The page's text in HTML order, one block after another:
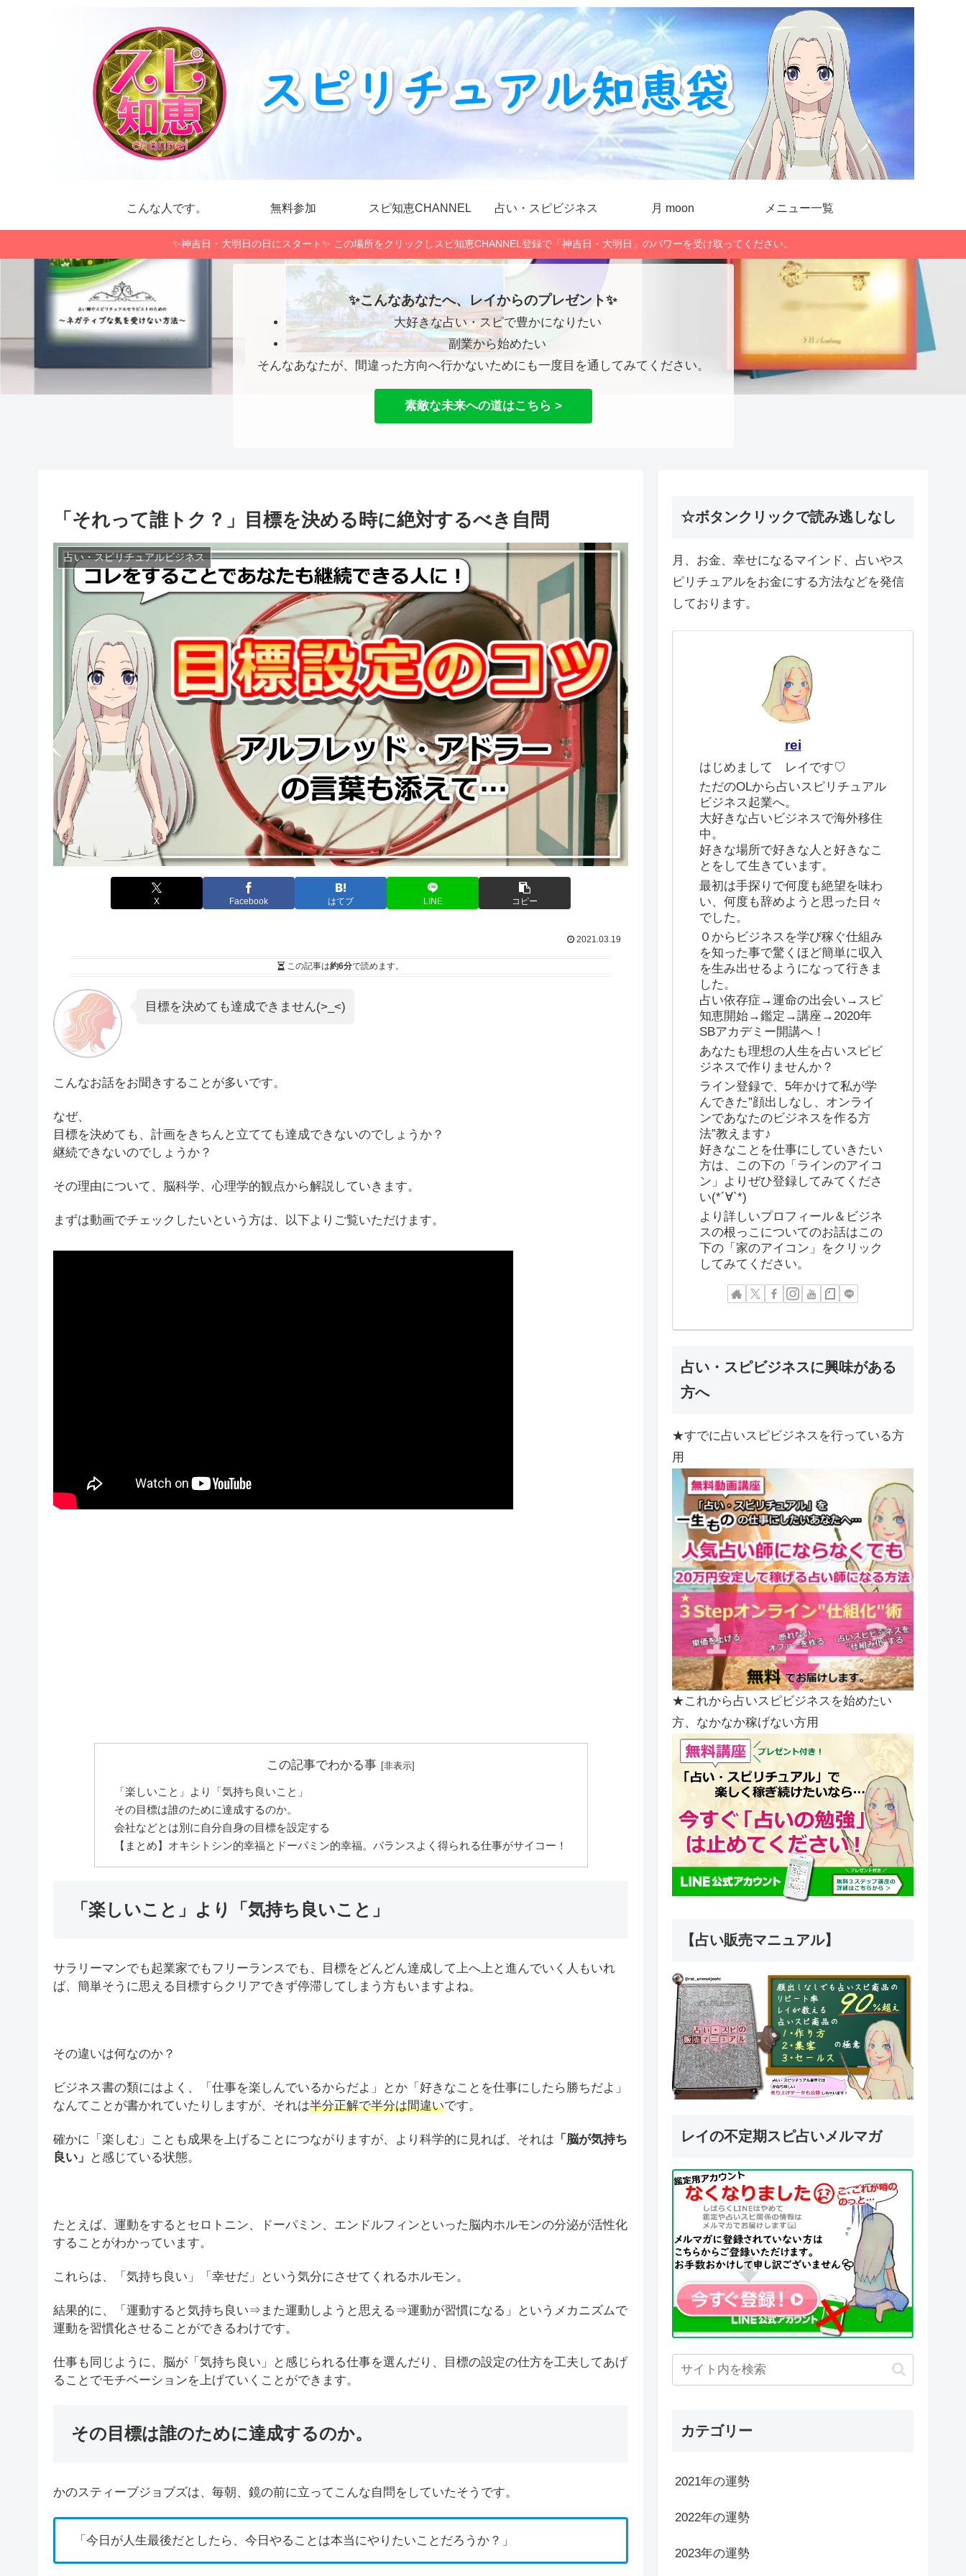
こんな人です。 無料参加 スピ知恵CHANNEL 占い・スピビジネス 月 moon メニュー一覧
✨神吉日・大明日の日にスタート✨ この場所をクリックしスピ知恵CHANNEL登録で「神吉日・大明日」のパワーを受け取ってください。
✨こんなあなたへ、レイからのプレゼント✨
大好きな占い・スピで豊かになりたい
副業から始めたい
そんなあなたが、間違った方向へ行かないためにも一度目を通してみてください。
素敵な未来への道はこちら >
「それって誰トク？」目標を決める時に絶対するべき自問
占い・スピリチュアルビジネス
X Facebook はてブ LINE コピー
2021.03.19
この記事は約6分で読めます。
目標を決めても達成できません(>_<)
こんなお話をお聞きすることが多いです。
なぜ、
目標を決めても、計画をきちんと立てても達成できないのでしょうか？
継続できないのでしょうか？
その理由について、脳科学、心理学的観点から解説していきます。
まずは動画でチェックしたいという方は、以下よりご覧いただけます。
この記事でわかる事
「楽しいこと」より「気持ち良いこと」
その目標は誰のために達成するのか。
会社などとは別に自分自身の目標を設定する
【まとめ】オキシトシン的幸福とドーパミン的幸福。バランスよく得られる仕事がサイコー！
「楽しいこと」より「気持ち良いこと」
サラリーマンでも起業家でもフリーランスでも、目標をどんどん達成して上へ上と進んでいく人もいれ
ば、簡単そうに思える目標すらクリアできず停滞してしまう方もいますよね。
その違いは何なのか？
ビジネス書の類にはよく、「仕事を楽しんでいるからだよ」とか「好きなことを仕事にしたら勝ちだよ」
なんてことが書かれていたりしますが、それは半分正解で半分は間違いです。
確かに「楽しむ」ことも成果を上げることにつながりますが、より科学的に見れば、それは 「脳が気持ち
良い」
と感じている状態。
たとえば、運動をするとセロトニン、ドーパミン、エンドルフィンといった脳内ホルモンの分泌が活性化
することがわかっています。
これらは、「気持ち良い」「幸せだ」という気分にさせてくれるホルモン。
結果的に、「運動すると気持ち良い⇒また運動しようと思える⇒運動が習慣になる」というメカニズムで
運動を習慣化させることができるわけです。
仕事も同じように、脳が「気持ち良い」と感じられる仕事を選んだり、目標の設定の仕方を工夫してあげ
ることでモチベーションを上げていくことができます。
その目標は誰のために達成するのか。
かのスティーブジョブズは、毎朝、鏡の前に立ってこんな自問をしていたそうです。
「今日が人生最後だとしたら、今日やることは本当にやりたいことだろうか？」
☆ボタンクリックで読み逃しなし
月、お金、幸せになるマインド、占いやス
ピリチュアルをお金にする方法などを発信
しております。
rei
はじめまして レイです♡
ただのOLから占いスピリチュアル
ビジネス起業へ。
大好きな占いビジネスで海外移住
中。
好きな場所で好きな人と好きなこ
とをして生きています。
最初は手探りで何度も絶望を味わ
い、何度も辞めようと思った日々
でした。
０からビジネスを学び稼ぐ仕組み
を知った事で驚くほど簡単に収入
を生み出せるようになって行きま
した。
占い依存症→運命の出会い→スピ
知恵開始→鑑定→講座→2020年
SBアカデミー開講へ！
あなたも理想の人生を占いスピビ
ジネスで作りませんか？
ライン登録で、5年かけて私が学
んできた”顔出しなし、オンライ
ンであなたのビジネスを作る方
法”教えます♪
好きなことを仕事にしていきたい
方は、この下の「ラインのアイコ
ン」よりぜひ登録してみてくださ
い(*´∀`*)
より詳しいプロフィール＆ビジネ
スの根っこについてのお話はこの
下の「家のアイコン」をクリック
してみてください。
占い・スピビジネスに興味がある
方へ
★すでに占いスピビジネスを行っている方
用
★これから占いスピビジネスを始めたい
方、なかなか稼げない方用
【占い販売マニュアル】
レイの不定期スピ占いメルマガ
カテゴリー
2021年の運勢
2022年の運勢
2023年の運勢